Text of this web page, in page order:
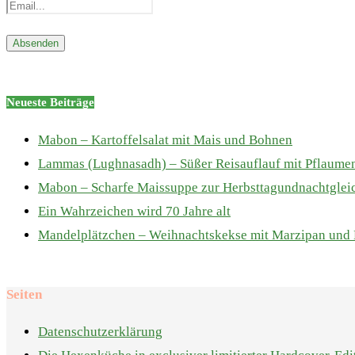
Neueste Beiträge
Mabon – Kartoffelsalat mit Mais und Bohnen
Lammas (Lughnasadh) – Süßer Reisauflauf mit
Mabon – Scharfe Maissuppe zur
Ein Wahrzeichen wird 70 Jahre alt
Mandelplätzchen – Weihnachtskekse mit Marzipan und
Seiten
Datenschutzerklärung